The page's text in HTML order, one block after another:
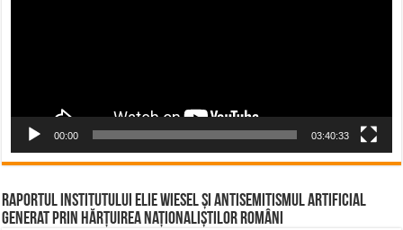
00:00 03:40:33
Raportul Institutului Elie Wiesel și Antisemitismul Artificial
Generat prin Hărțuirea Naționaliștilor Români